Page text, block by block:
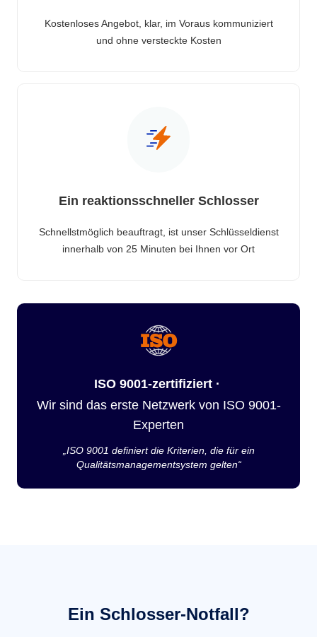
Kostenloses Angebot, klar, im Voraus kommuniziert
und ohne versteckte Kosten
Ein reaktionsschneller Schlosser
Schnellstmöglich beauftragt, ist unser Schlüsseldienst
innerhalb von 25 Minuten bei Ihnen vor Ort
ISO 9001-zertifiziert ·
Wir sind das erste Netzwerk von ISO 9001-
Experten
„ISO 9001 definiert die Kriterien, die für ein
Qualitätsmanagementsystem gelten“
Ein Schlosser-Notfall?